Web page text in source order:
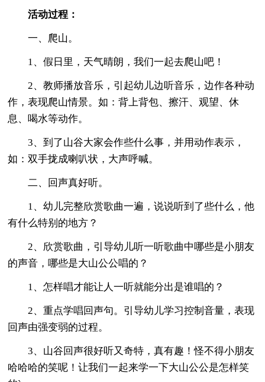
活动过程：
一、爬山。
1、假日里，天气晴朗，我们一起去爬山吧！
2、教师播放音乐，引起幼儿边听音乐，边作各种动
作，表现爬山情景。如：背上背包、擦汗、观望、休
息、喝水等动作。
3、到了山谷大家会作些什么事，并用动作表示，
如：双手拢成喇叭状，大声呼喊。
二、回声真好听。
1、幼儿完整欣赏歌曲一遍，说说听到了些什么，他
有什么特别的地方？
2、欣赏歌曲，引导幼儿听一听歌曲中哪些是小朋友
的声音，哪些是大山公公唱的？
1、怎样唱才能让人一听就能分出是谁唱的？
2、重点学唱回声句。引导幼儿学习控制音量，表现
回声由强变弱的过程。
3、山谷回声很好听又奇特，真有趣！怪不得小朋友
哈哈哈的笑呢！让我们一起来学一下大山公公是怎样笑